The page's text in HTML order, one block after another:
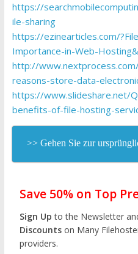
https://
ile-sharing
https://ezinearticles.com/
Importance-in-Web-
http://
reasons-store-data-
https://www.slideshare.net/
benefits-of-file-hosting-
>> Gehen Sie zur
Save 50% on Top
Sign Up to the Newsletter
Discounts on Many
providers.